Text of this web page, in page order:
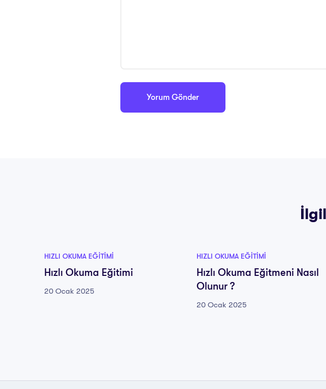
HIZLI OKUMA EĞITIMI
Hızlı Okuma Eğitimi
20 Ocak 2025
HIZLI OKUMA EĞITIMI
Hızlı Okuma Eğitmeni Nasıl
Olunur ?
20 Ocak 2025